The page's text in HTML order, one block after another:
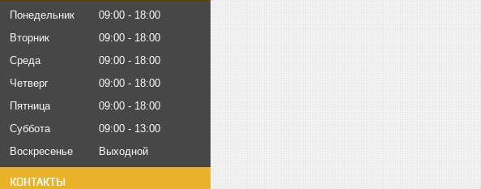
Понедельник 09:00
18:00
Вторник
09:00
18:00
Среда
09:00
18:00
Четверг
09:00
18:00
Пятница
09:00
18:00
Суббота
09:00
13:00
Воскресенье
Выходной
КОНТАКТЫ